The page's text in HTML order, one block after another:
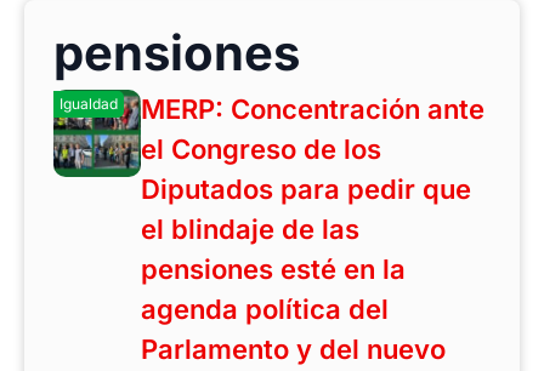
pensiones
Igualdad
MERP: Concentración ante
el Congreso de los
Diputados para pedir que
el blindaje de las
pensiones esté en la
agenda política del
Parlamento y del nuevo